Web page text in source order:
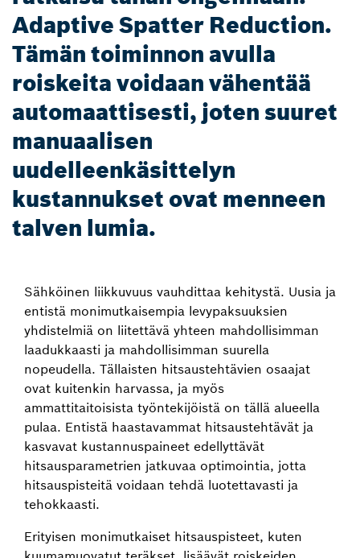
Adaptive Spatter Reduction.
Tämän toiminnon avulla
roiskeita voidaan vähentää
automaattisesti, joten suuret
manuaalisen
uudelleenkäsittelyn
kustannukset ovat menneen
talven lumia.
Sähköinen liikkuvuus vauhdittaa kehitystä. Uusia ja
entistä monimutkaisempia levypaksuuksien
yhdistelmiä on liitettävä yhteen mahdollisimman
laadukkaasti ja mahdollisimman suurella
nopeudella. Tällaisten hitsaustehtävien osaajat
ovat kuitenkin harvassa, ja myös
ammattitaitoisista työntekijöistä on tällä alueella
pulaa. Entistä haastavammat hitsaustehtävät ja
kasvavat kustannuspaineet edellyttävät
hitsausparametrien jatkuvaa optimointia, jotta
hitsauspisteitä voidaan tehdä luotettavasti ja
tehokkaasti.
Erityisen monimutkaiset hitsauspisteet, kuten